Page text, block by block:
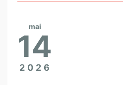
mai
14
2026